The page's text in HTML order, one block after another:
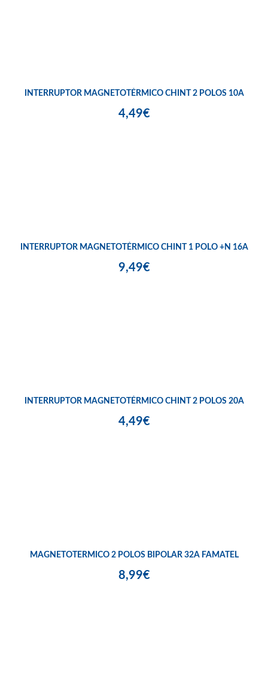
INTERRUPTOR MAGNETOTÉRMICO CHINT 2 POLOS 10A
4,49€
INTERRUPTOR MAGNETOTÉRMICO CHINT 1 POLO +N 16A
9,49€
INTERRUPTOR MAGNETOTÉRMICO CHINT 2 POLOS 20A
4,49€
MAGNETOTERMICO 2 POLOS BIPOLAR 32A FAMATEL
8,99€